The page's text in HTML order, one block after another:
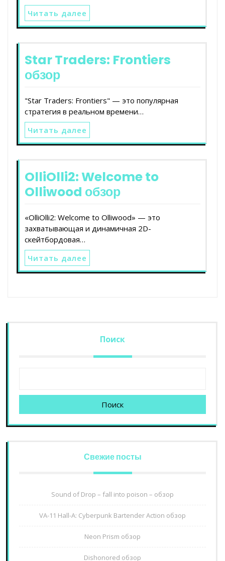
Читать далее
Star Traders: Frontiers
обзор
"Star Traders: Frontiers" — это популярная
стратегия в реальном времени…
Читать далее
OlliOlli2: Welcome to
Olliwood обзор
«OlliOlli2: Welcome to Olliwood» — это
захватывающая и динамичная 2D-
скейтбордовая…
Читать далее
Поиск
Поиск
Свежие посты
Sound of Drop – fall into poison – обзор
VA-11 Hall-A: Cyberpunk Bartender Action обзор
Neon Prism обзор
Dishonored обзор